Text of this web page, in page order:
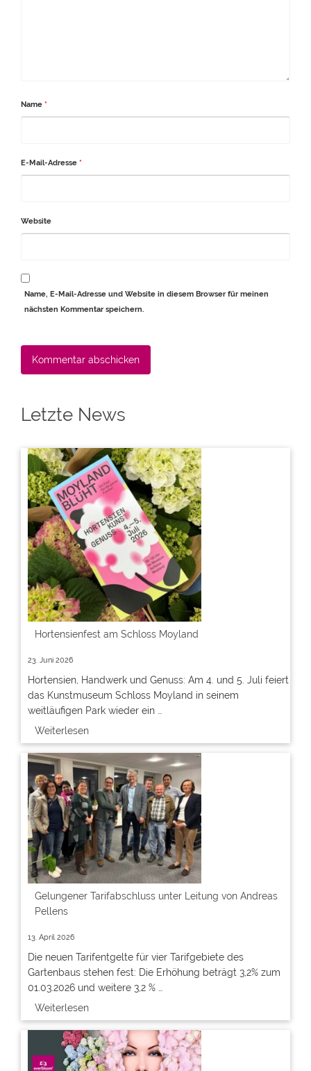
Name *
E-Mail-Adresse *
Website
Name, E-Mail-Adresse und Website in diesem Browser für meinen
nächsten Kommentar speichern.
Letzte News
Hortensienfest am Schloss Moyland
23. Juni 2026
Hortensien, Handwerk und Genuss: Am 4. und 5. Juli feiert
das Kunstmuseum Schloss Moyland in seinem
weitläufigen Park wieder ein …
Weiterlesen
Gelungener Tarifabschluss unter Leitung von Andreas
Pellens
13. April 2026
Die neuen Tarifentgelte für vier Tarifgebiete des
Gartenbaus stehen fest: Die Erhöhung beträgt 3,2% zum
01.03.2026 und weitere 3,2 % …
Weiterlesen